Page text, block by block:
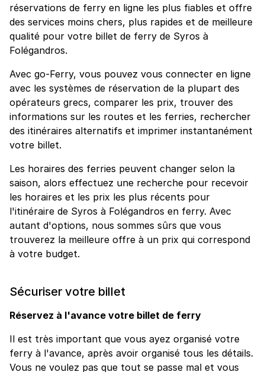
réservations de ferry en ligne les plus fiables et offre
des services moins chers, plus rapides et de meilleure
qualité pour votre billet de ferry de Syros à
Folégandros.
Avec go-Ferry, vous pouvez vous connecter en ligne
avec les systèmes de réservation de la plupart des
opérateurs grecs, comparer les prix, trouver des
informations sur les routes et les ferries, rechercher
des itinéraires alternatifs et imprimer instantanément
votre billet.
Les horaires des ferries peuvent changer selon la
saison, alors effectuez une recherche pour recevoir
les horaires et les prix les plus récents pour
l'itinéraire de Syros à Folégandros en ferry. Avec
autant d'options, nous sommes sûrs que vous
trouverez la meilleure offre à un prix qui correspond
à votre budget.
Sécuriser votre billet
Réservez à l'avance votre billet de ferry
Il est très important que vous ayez organisé votre
ferry à l'avance, après avoir organisé tous les détails.
Vous ne voulez pas que tout se passe mal et vous